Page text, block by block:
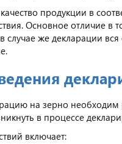
продукции в
Основное отличие в
случае же декларации вся
на зерно необходим
в процессе
включает: